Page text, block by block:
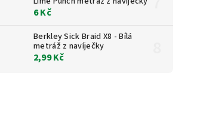
6 Kč
Berkley Sick Braid X8 - Bílá
metráž z navíječky
2,99 Kč